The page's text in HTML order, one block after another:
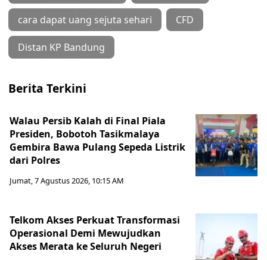
cara dapat uang sejuta sehari CFD
Distan KP Bandung
Berita Terkini
Walau Persib Kalah di Final Piala
Presiden, Bobotoh Tasikmalaya
Gembira Bawa Pulang Sepeda Listrik
dari Polres
Jumat, 7 Agustus 2026, 10:15 AM
Telkom Akses Perkuat Transformasi
Operasional Demi Mewujudkan
Akses Merata ke Seluruh Negeri